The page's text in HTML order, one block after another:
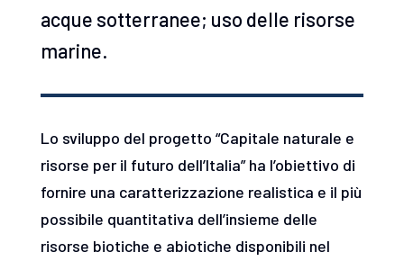
acque sotterranee; uso delle risorse
marine.
Lo sviluppo del progetto “Capitale naturale e
risorse per il futuro dell’Italia” ha l’obiettivo di
fornire una caratterizzazione realistica e il più
possibile quantitativa dell’insieme delle
risorse biotiche e abiotiche disponibili nel